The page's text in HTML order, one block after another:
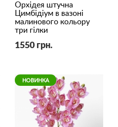
Орхідея штучна
Цимбідіум в вазоні
малинового кольору
три гілки
1550 грн.
НОВИНКА